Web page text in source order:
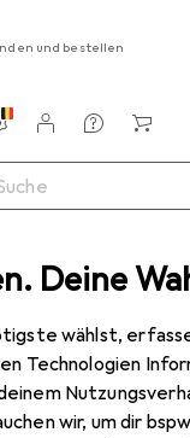
Deine
wählst,
Technologien
wir, um dir
und bestellen
Elektroinstallation